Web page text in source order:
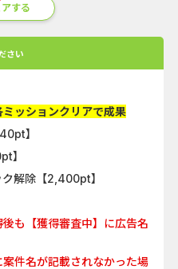
する
さい
ッションクリアで成果
】
】
解除【2,400pt】
も【獲得審査中】に広告名
件名が記載されなかった場